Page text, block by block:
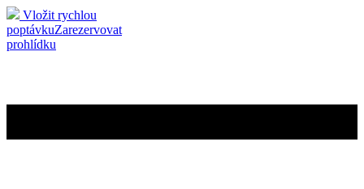
Vložit rychlou
poptávkuZarezervovat
prohlídku